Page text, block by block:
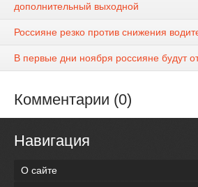
дополнительный выходной
Россияне резко против снижения
В первые дни ноября россияне будут
Комментарии (0)
Навигация
О сайте